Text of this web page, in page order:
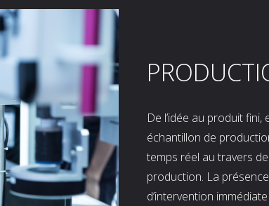
De l’idée au produit
échantillon de
temps réel au travers
production. La
d’intervention